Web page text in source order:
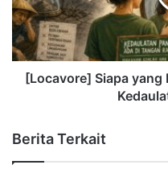
[Locavore] Siapa yang
Berita Terkait